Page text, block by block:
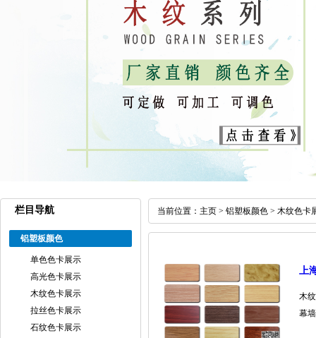
栏目导航
铝塑板颜色
单色色卡展示
高光色卡展示
木纹色卡展示
拉丝色卡展示
石纹色卡展示
当前位置： 主页 > 铝塑板颜色 > 木纹色卡
上
木
幕